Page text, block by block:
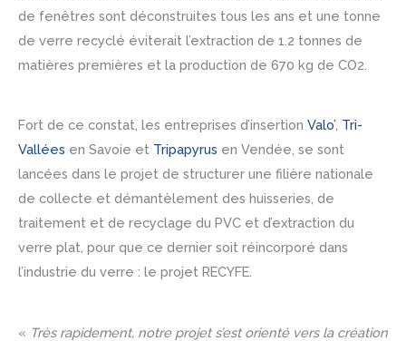
de fenêtres sont déconstruites tous les ans et une tonne
de verre recyclé éviterait l’extraction de 1.2 tonnes de
matières premières et la production de 670 kg de CO2.
Fort de ce constat, les entreprises d’insertion Valo’ Tri-
Vallées en Savoie et Tripapyrus en Vendée, se sont
lancées dans le projet de structurer une filière nationale
de collecte et démantèlement des huisseries, de
traitement et de recyclage du PVC et d’extraction du
verre plat, pour que ce dernier soit réincorporé dans
l’industrie du verre : le projet RECYFE.
« Très rapidement, notre projet s’est orienté vers la création